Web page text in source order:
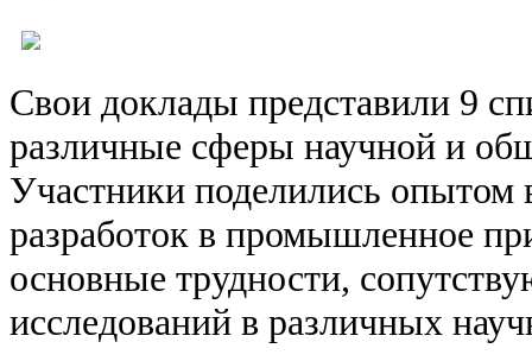
Свои доклады представили 9
различные сферы научной и
Участники поделились опытом
разработок в промышленное
основные трудности,
исследований в различных